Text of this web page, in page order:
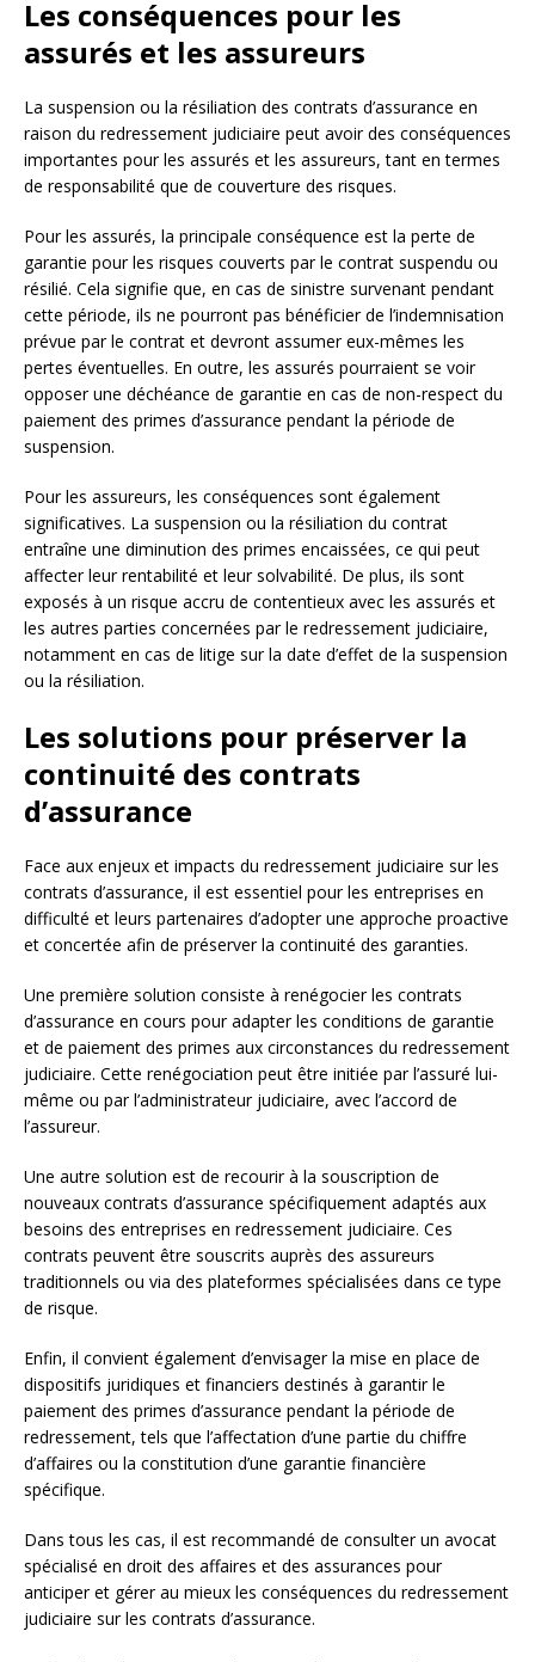
Les conséquences pour les
assurés et les assureurs
La suspension ou la résiliation des contrats d’assurance en
raison du redressement judiciaire peut avoir des conséquences
importantes pour les assurés et les assureurs, tant en termes
de responsabilité que de couverture des risques.
Pour les assurés, la principale conséquence est la perte de
garantie pour les risques couverts par le contrat suspendu ou
résilié. Cela signifie que, en cas de sinistre survenant pendant
cette période, ils ne pourront pas bénéficier de l’indemnisation
prévue par le contrat et devront assumer eux-mêmes les
pertes éventuelles. En outre, les assurés pourraient se voir
opposer une déchéance de garantie en cas de non-respect du
paiement des primes d’assurance pendant la période de
suspension.
Pour les assureurs, les conséquences sont également
significatives. La suspension ou la résiliation du contrat
entraîne une diminution des primes encaissées, ce qui peut
affecter leur rentabilité et leur solvabilité. De plus, ils sont
exposés à un risque accru de contentieux avec les assurés et
les autres parties concernées par le redressement judiciaire,
notamment en cas de litige sur la date d’effet de la suspension
ou la résiliation.
Les solutions pour préserver la
continuité des contrats
d’assurance
Face aux enjeux et impacts du redressement judiciaire sur les
contrats d’assurance, il est essentiel pour les entreprises en
difficulté et leurs partenaires d’adopter une approche proactive
et concertée afin de préserver la continuité des garanties.
Une première solution consiste à renégocier les contrats
d’assurance en cours pour adapter les conditions de garantie
et de paiement des primes aux circonstances du redressement
judiciaire. Cette renégociation peut être initiée par l’assuré lui-
même ou par l’administrateur judiciaire, avec l’accord de
l’assureur.
Une autre solution est de recourir à la souscription de
nouveaux contrats d’assurance spécifiquement adaptés aux
besoins des entreprises en redressement judiciaire. Ces
contrats peuvent être souscrits auprès des assureurs
traditionnels ou via des plateformes spécialisées dans ce type
de risque.
Enfin, il convient également d’envisager la mise en place de
dispositifs juridiques et financiers destinés à garantir le
paiement des primes d’assurance pendant la période de
redressement, tels que l’affectation d’une partie du chiffre
d’affaires ou la constitution d’une garantie financière
spécifique.
Dans tous les cas, il est recommandé de consulter un avocat
spécialisé en droit des affaires et des assurances pour
anticiper et gérer au mieux les conséquences du redressement
judiciaire sur les contrats d’assurance.